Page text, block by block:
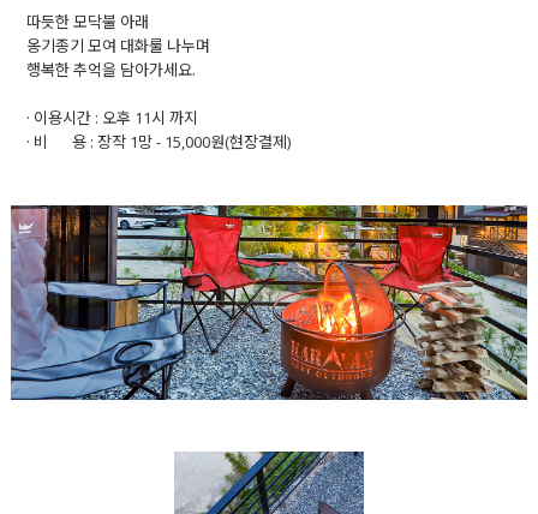
따듯한 모닥불 아래
옹기종기 모여 대화룰 나누며
행복한 추억을 담아가세요.
· 이용시간 : 오후 11시 까지
· 비 용 : 장작 1망 - 15,000원(현장결제)